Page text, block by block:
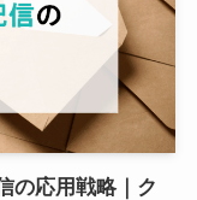
の応用戦略｜ク